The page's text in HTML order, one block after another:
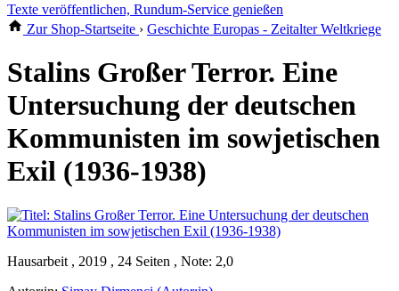
Texte veröffentlichen, Rundum-Service genießen
Zur Shop-Startseite › Geschichte Europas - Zeitalter Weltkriege
Stalins Großer Terror. Eine
Untersuchung der deutschen
Kommunisten im sowjetischen
Exil (1936-1938)
Hausarbeit , 2019 , 24 Seiten , Note: 2,0